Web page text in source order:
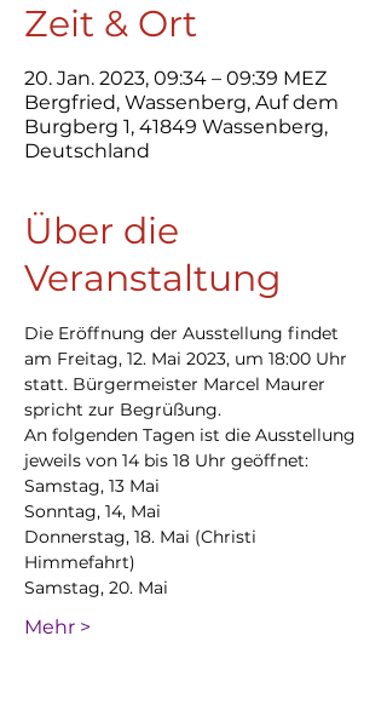
Zeit & Ort
20. Jan. 2023, 09:34 – 09:39 MEZ
Bergfried, Wassenberg, Auf dem
Burgberg 1, 41849 Wassenberg,
Deutschland
Über die
Veranstaltung
Die Eröffnung der Ausstellung findet
am Freitag, 12. Mai 2023, um 18:00 Uhr
statt. Bürgermeister Marcel Maurer
spricht zur Begrüßung.
An folgenden Tagen ist die Ausstellung
jeweils von 14 bis 18 Uhr geöffnet:
Samstag, 13 Mai
Sonntag, 14, Mai
Donnerstag, 18. Mai (Christi
Himmefahrt)
Samstag, 20. Mai
Mehr >